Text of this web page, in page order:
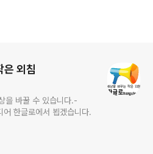
은 외침
을 바꿀 수 있습니다.-